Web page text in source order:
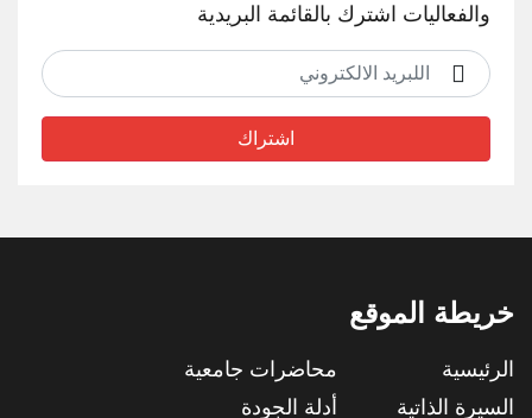
والفعاليات اشترك بالقائمة البريدية
اشتراك
خريطة الموقع
الرئيسية
السيرة الذاتية
محاضرات جامعية
أدلة الجودة